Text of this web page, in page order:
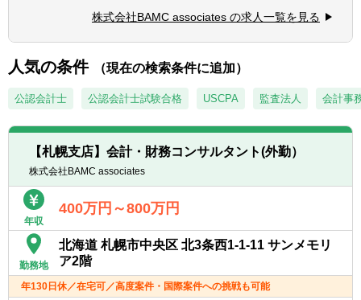
り、豊富なラインナップでクライアントの課
題解決を提案しております。
様々な業務を経験することで自身のスキルの
成長を実感できます。
かがうことができ、やりがいを感じることが
できます。
■裁量が大きく、経験が浅くても、様々な業
務に挑戦できるので、成長スピードは速いで
■チーム制のため、周りと相談しながら進め
■先輩社員のサポートが充実しており、安心
特に上記ご経験／資格をお持ちの方は早期に
尚、あくまで歓迎要件であり、応募時／入社
■人柄重視!明るく前向きな方
■お客様の課題解決に真摯に向き合える方
■成長意欲・学習意欲の高い方
■チームワークを大切にできる方
■税理士資格取得を目指している方歓迎
多くの事例に触れてください。
【具体的には】
▽業務内容一例
■ 顧問先企業への定期訪問(月次監査)
■ 経営・財務コンサルティング業務および資
■ 法人税・所得税・相続税等の税務申告業務
(補助含む)
■ 記帳代行
■ 上記に付随する現状分析や簡易試算の補佐
■ 事業承継・M&A案件のサポート
■ クリニック開業支援
弥生会計／freee／TKC／達人／勘定奉行
※名古屋支店の今枝さんのようなイメージで
株式会社BAMC associates の求人一覧を見る
人気の条件 （現在の検索条件に追加）
公認会計士 公認会計士試験合格 USCPA 監査法人 会計事
【札幌支店】会計・財務コンサルタント(外勤）
株式会社BAMC associates
年収
400万円～800万円
勤務地
北海道 札幌市中央区 北3条西1-1-11 サンメモリ
ア2階
年130日休／在宅可／高度案件・国際案件への挑戦も可能